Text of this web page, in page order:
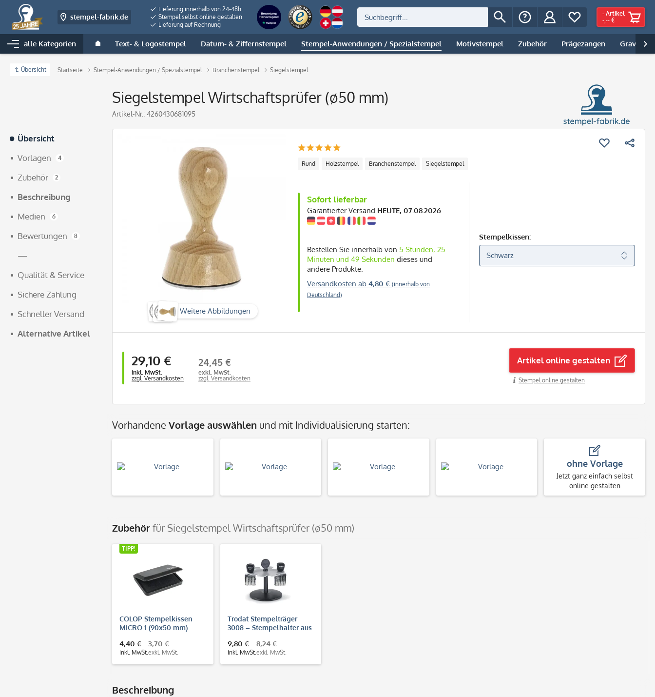
stempel-fabrik.de
Lieferung innerhalb von 24-48h
Stempel selbst online gestalten
Lieferung auf Rechnung
- Artikel
-,-- €
alle Kategorien Text- & Logostempel Datum- & Ziffernstempel Stempel-Anwendungen / Spezialstempel Motivstempel Zubehör Prägezangen Gravur |

Übersicht Startseite Stempel-Anwendungen / Spezialstempel Branchenstempel Siegelstempel
Siegelstempel Wirtschaftsprüfer (ø50 mm)
Artikel-Nr.: 4260430681095
Übersicht
Vorlagen
4
Zubehör 2
Beschreibung
Medien
6
Bewertungen 8
—
Qualität & Service
Sichere Zahlung
Schneller Versand
Alternative Artikel
Weitere Abbildungen
Rund Holzstempel Branchenstempel Siegelstempel
Sofort lieferbar
Garantierter Versand HEUTE, 07.08.2026
Bestellen Sie innerhalb von 5 Stunden, 25
Minuten und 48 Sekunden dieses und
andere Produkte.
Versandkosten ab 4,80 € (innerhalb von
Deutschland)
Stempelkissen:
29,10 €
inkl. MwSt.
zzgl. Versandkosten
24,45 €
exkl. MwSt.
zzgl. Versandkosten
Artikel online gestalten
Stempel online gestalten
Vorhandene Vorlage auswählen und mit Individualisierung starten:
ohne Vorlage
Jetzt ganz einfach selbst
online gestalten
Zubehörfür Siegelstempel Wirtschaftsprüfer (ø50 mm)
TIPP!
COLOP Stempelkissen
MICRO 1 (90x50 mm)
4,40 €
inkl. MwSt.
3,70 €
exkl. MwSt.
Trodat Stempelträger
3008 – Stempelhalter aus
Handstempel
9,80 €
inkl. MwSt.
8,24 €
exkl. MwSt.
Beschreibung